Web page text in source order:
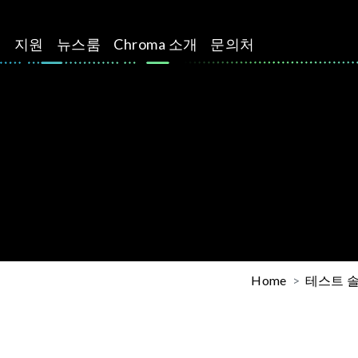
지원 뉴스룸 Chroma 소개 문의처
Home 테스트